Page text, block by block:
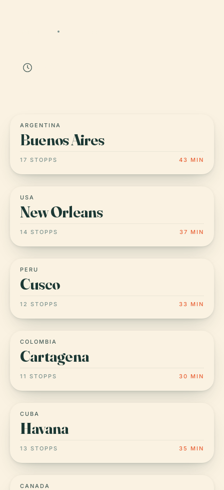
ARGENTINA
Buenos Aires
17 STOPPS 43 MIN
USA
New Orleans
14 STOPPS 37 MIN
PERU
Cusco
12 STOPPS 33 MIN
COLOMBIA
Cartagena
11 STOPPS 30 MIN
CUBA
Havana
13 STOPPS 35 MIN
CANADA